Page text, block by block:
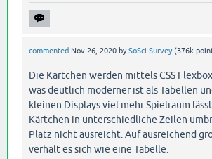
commented Nov 26, 2020 bySoSci Survey (376k
Die Kärtchen werden mittels CSS
was deutlich moderner ist als Tabellen
kleinen Displays viel mehr Spielraum lässt
Kärtchen in unterschiedliche Zeilen
Platz nicht ausreicht. Auf ausreichend
verhält es sich wie eine Tabelle.